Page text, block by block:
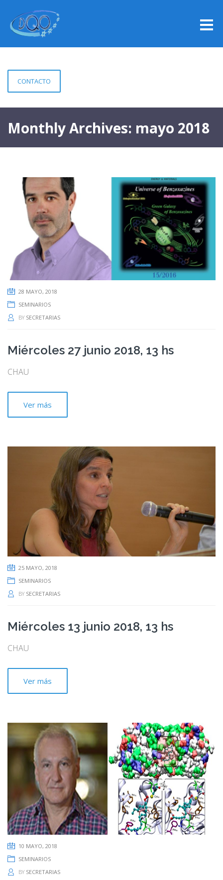
CONTACTO
Monthly Archives: mayo 2018
28 MAYO, 2018
SEMINARIOS
BY SECRETARIAS
Miércoles 27 junio 2018, 13 hs
CHAU
Ver más
25 MAYO, 2018
SEMINARIOS
BY SECRETARIAS
Miércoles 13 junio 2018, 13 hs
CHAU
Ver más
10 MAYO, 2018
SEMINARIOS
BY SECRETARIAS